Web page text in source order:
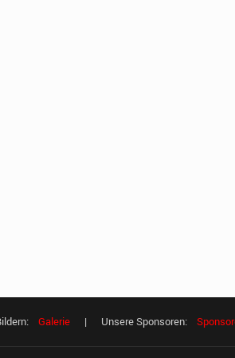
Galerie | Unsere Sponsoren: